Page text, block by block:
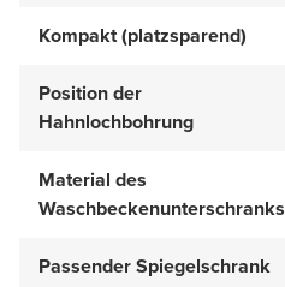
Kompakt (platzsparend)
Position der
Hahnlochbohrung
Material des
Waschbeckenunterschranks
Passender Spiegelschrank